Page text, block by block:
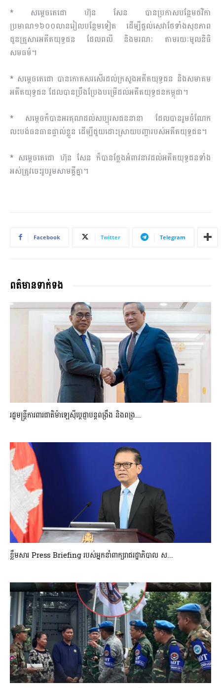
* សម្តេចតេជោ ហ៊ុន សែន បានប្រកាសបន្ថែមថវិកា
ប្រមាណ១៦០០លានរៀលបន្ថែមទៀត ដើម្បីផ្តល់សេវាថែទាំងសុខភាព
ជូនគ្រួសារអតីតយុទ្ធជន ដែលពលី និងមរណៈ តាមរយៈមូលនិធិ
សមធម៌។
* សម្តេចតេជោ បានកោតសរសើរដល់ក្រសួងអតីតយុទ្ធជន និងសមាគម
អតីតយុទ្ធជន ដែលបានប្រឹងប្រែងបម្រើដល់អតីតយុទ្ធជនកម្ពុជា។
* សម្តេចក៏បានអរគុណដល់សប្បុរសជននានា ដែលបានរួមចំណែក
លះបង់ធនធានផ្ទាល់ខ្លួន ដើម្បីជួយដោះស្រាយបញ្ហារបស់អតីតយុទ្ធជន។
* សម្តេចតេជោ ហ៊ុន សែន ក៏បានថ្លែងអំពាវនាវដល់អតីតយុទ្ធជនទាំង
អស់ត្រូវចេះរួបរួមសាមគ្គីគ្នា។
Facebook Twitter Telegram
ពត៌មានទាក់ទង
រដ្ឋមន្ត្រីការពារជាតិម៉ាឡេស៊ីប្ដេជ្ញាបន្តពង្រឹង និងពង្រ...
ខ្លឹមសារ Press Briefing របស់អ្នកនាំពាក្យរាជរដ្ឋាភិបាល ស...